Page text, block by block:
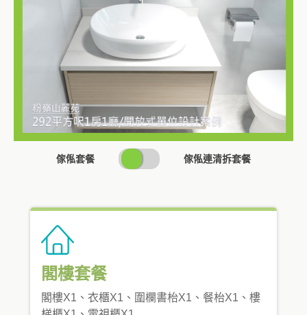
傢俬套餐
SWITCH
PRICING
傢俬連清拆套餐
閣樓套餐
閣樓X1、衣櫃X1、圍欄書枱X1、餐枱X1、樓